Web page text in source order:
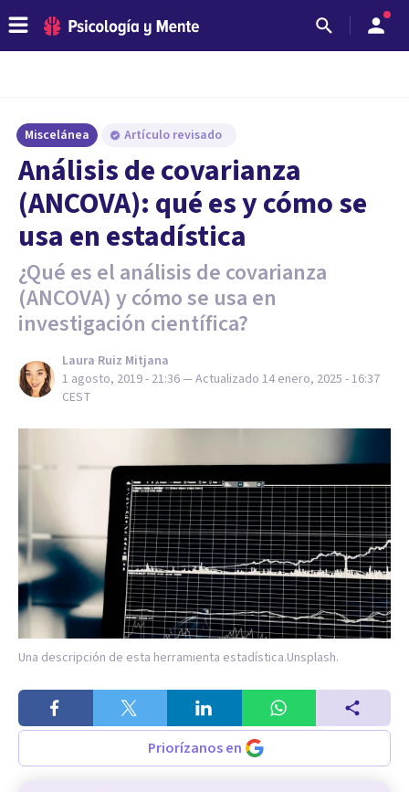
Miscelánea Artículo revisado
Análisis de covarianza
(ANCOVA): qué es y cómo se
usa en estadística
¿Qué es el análisis de covarianza
(ANCOVA) y cómo se usa en
investigación científica?
Laura Ruiz Mitjana
1 agosto, 2019 - 21:36— Actualizado 14 enero, 2025 - 16:37
CEST
Una descripción de esta herramienta estadística.Unsplash.
Priorízanos en